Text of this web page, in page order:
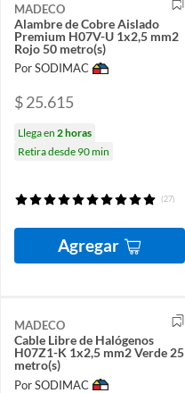
MADECO
Alambre de Cobre Aislado
Premium H07V-U 1x2,5 mm2
Rojo 50 metro(s)
Por SODIMAC
$ 25.615
Llega en 2 horas
Retira desde 90 min
(27)
Agregar
MADECO
Cable Libre de Halógenos
H07Z1-K 1x2,5 mm2 Verde 25
metro(s)
Por SODIMAC